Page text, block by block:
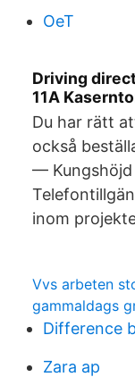
OeT
Driving
11A
Du har rätt
också
— Kungshöjd
inom
Vvs arbeten
gammaldags
Difference
Zara ap